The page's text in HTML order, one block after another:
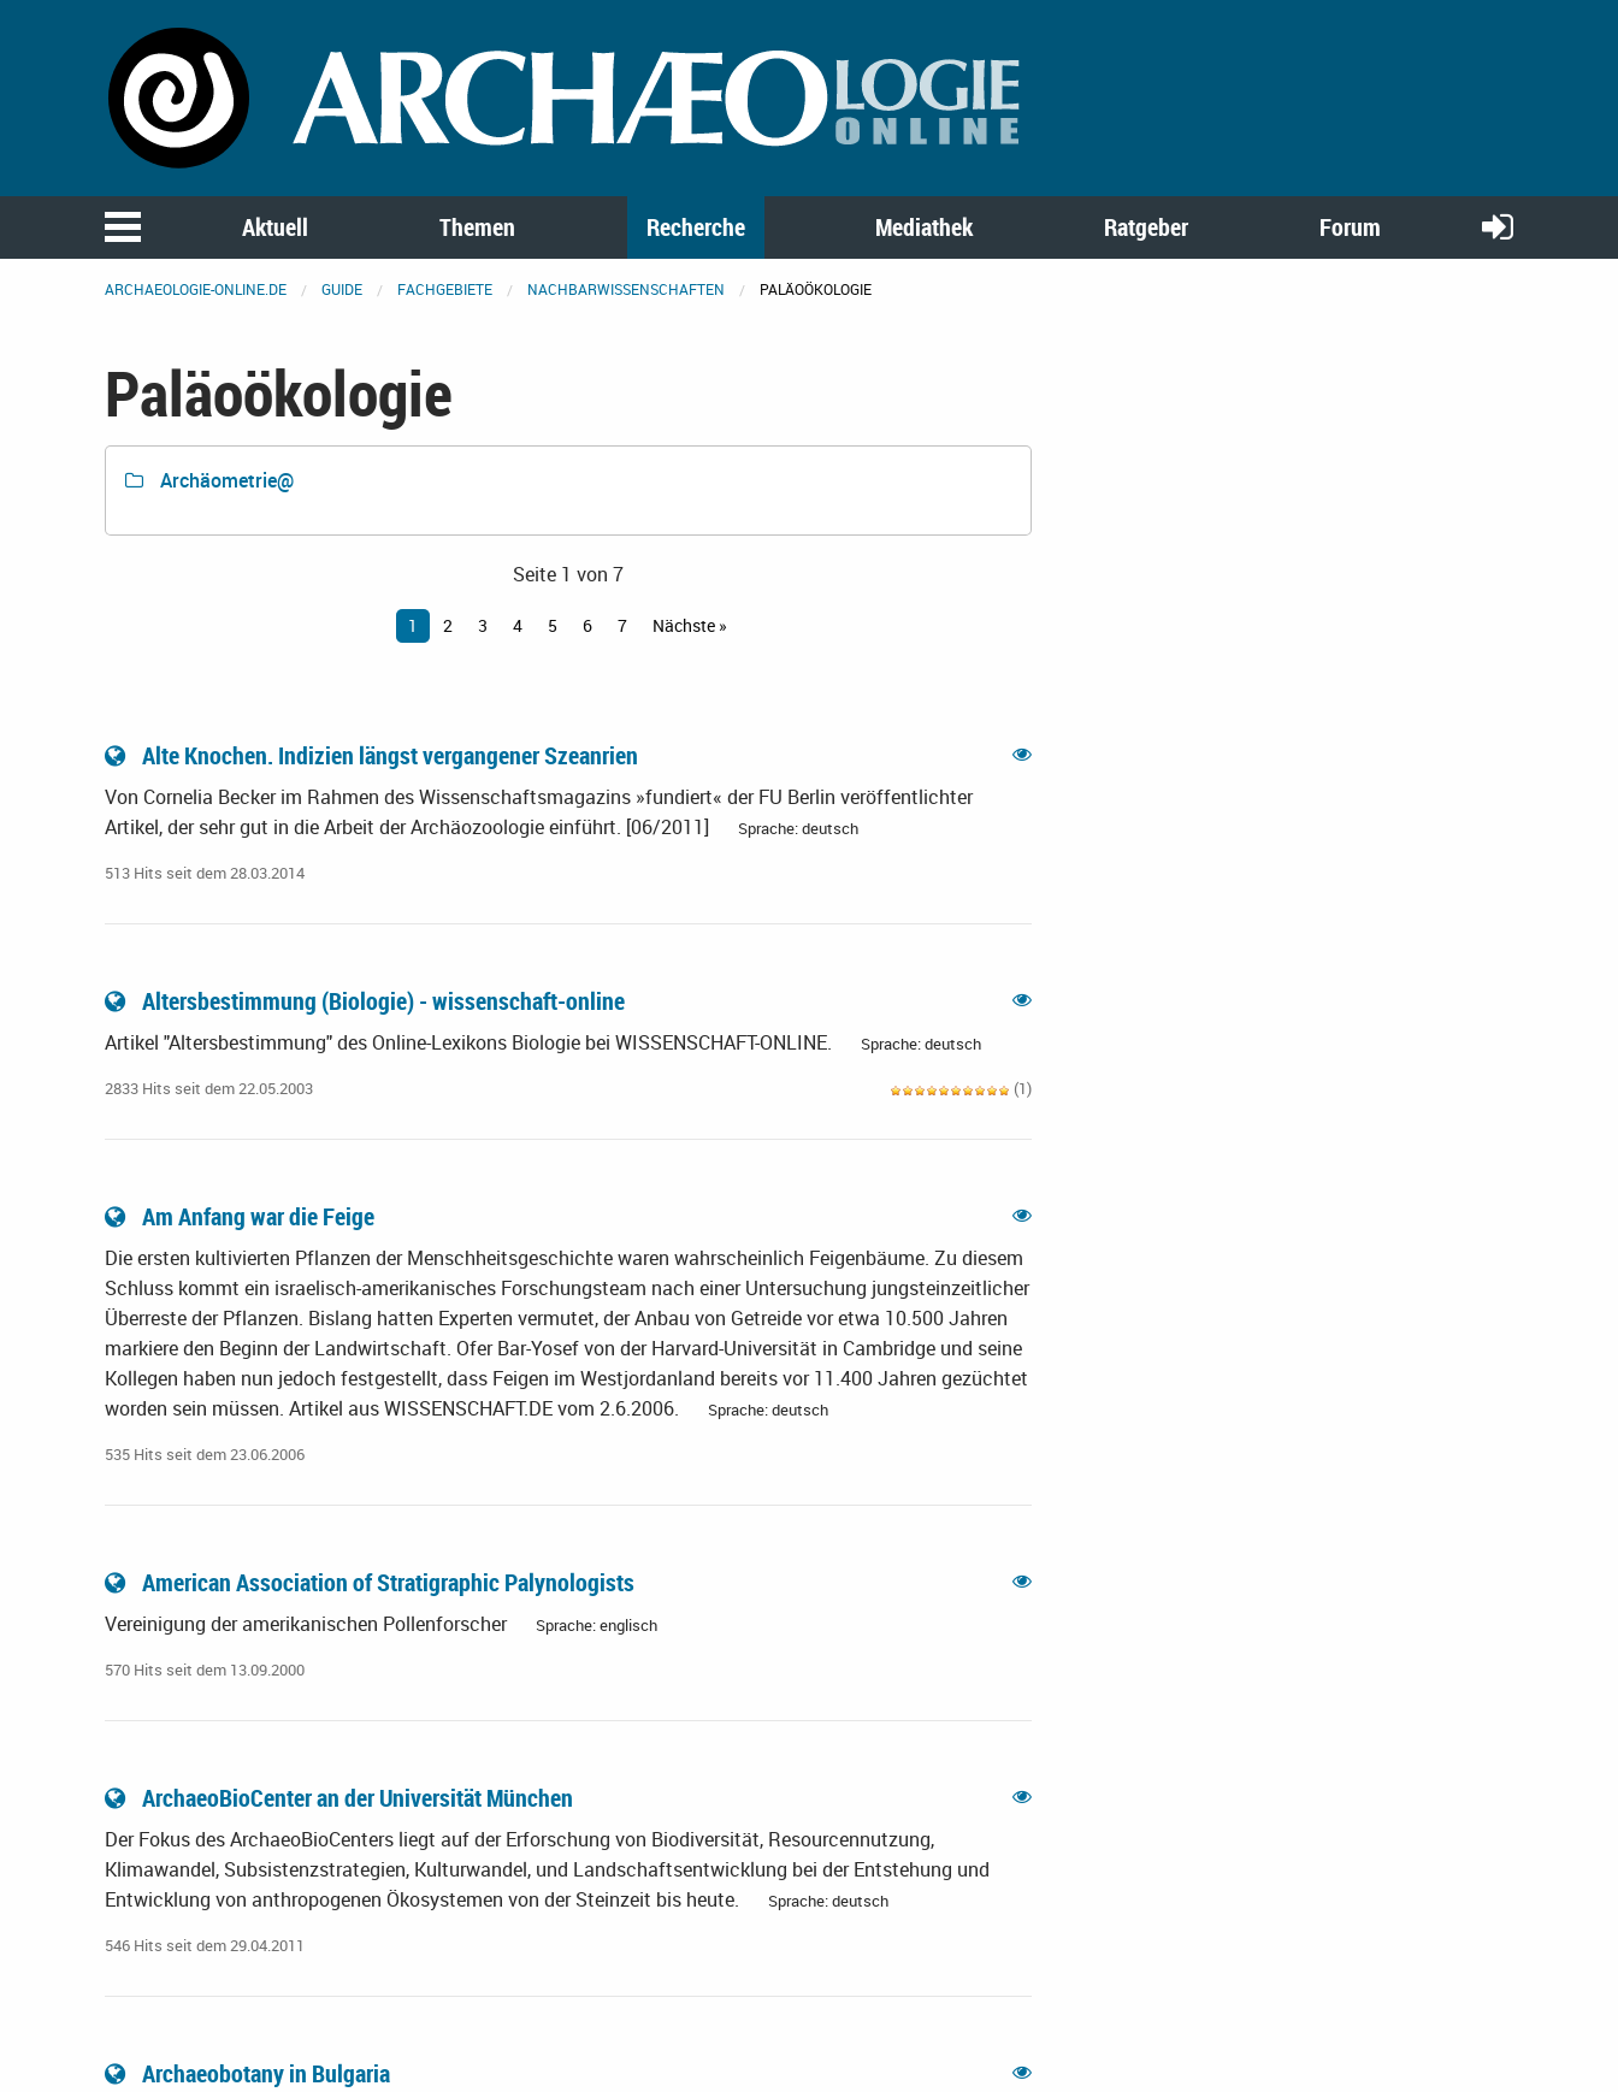
Aktuell Themen Recherche Mediathek Ratgeber Forum
ARCHAEOLOGIE-ONLINE.DE GUIDE FACHGEBIETE NACHBARWISSENSCHAFTEN PALÄOÖKOLOGIE
Paläoökologie
Archäometrie@
Seite 1 von 7
1 2 3 4 5 6 7 Nächste »
Alte Knochen. Indizien längst vergangener Szeanrien
Von Cornelia Becker im Rahmen des Wissenschaftsmagazins »fundiert« der FU Berlin veröffentlichter
Artikel, der sehr gut in die Arbeit der Archäozoologie einführt. [06/2011]
Sprache: deutsch
513 Hits seit dem 28.03.2014
Altersbestimmung (Biologie) - wissenschaft-online
Artikel "Altersbestimmung" des Online-Lexikons Biologie bei WISSENSCHAFT-ONLINE. Sprache: deutsch
2833 Hits seit dem 22.05.2003 (1)
Am Anfang war die Feige
Die ersten kultivierten Pflanzen der Menschheitsgeschichte waren wahrscheinlich Feigenbäume. Zu diesem
Schluss kommt ein israelisch-amerikanisches Forschungsteam nach einer Untersuchung jungsteinzeitlicher
Überreste der Pflanzen. Bislang hatten Experten vermutet, der Anbau von Getreide vor etwa 10.500 Jahren
markiere den Beginn der Landwirtschaft. Ofer Bar-Yosef von der Harvard-Universität in Cambridge und seine
Kollegen haben nun jedoch festgestellt, dass Feigen im Westjordanland bereits vor 11.400 Jahren gezüchtet
worden sein müssen. Artikel aus WISSENSCHAFT.DE vom 2.6.2006.
Sprache: deutsch
535 Hits seit dem 23.06.2006
American Association of Stratigraphic Palynologists
Vereinigung der amerikanischen Pollenforscher Sprache: englisch
570 Hits seit dem 13.09.2000
ArchaeoBioCenter an der Universität München
Der Fokus des ArchaeoBioCenters liegt auf der Erforschung von Biodiversität, Resourcennutzung,
Klimawandel, Subsistenzstrategien, Kulturwandel, und Landschaftsentwicklung bei der Entstehung und
Entwicklung von anthropogenen Ökosystemen von der Steinzeit bis heute.
Sprache: deutsch
546 Hits seit dem 29.04.2011
Archaeobotany in Bulgaria